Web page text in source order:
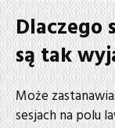
Dlaczego
są tak
Może
sesjach na polu